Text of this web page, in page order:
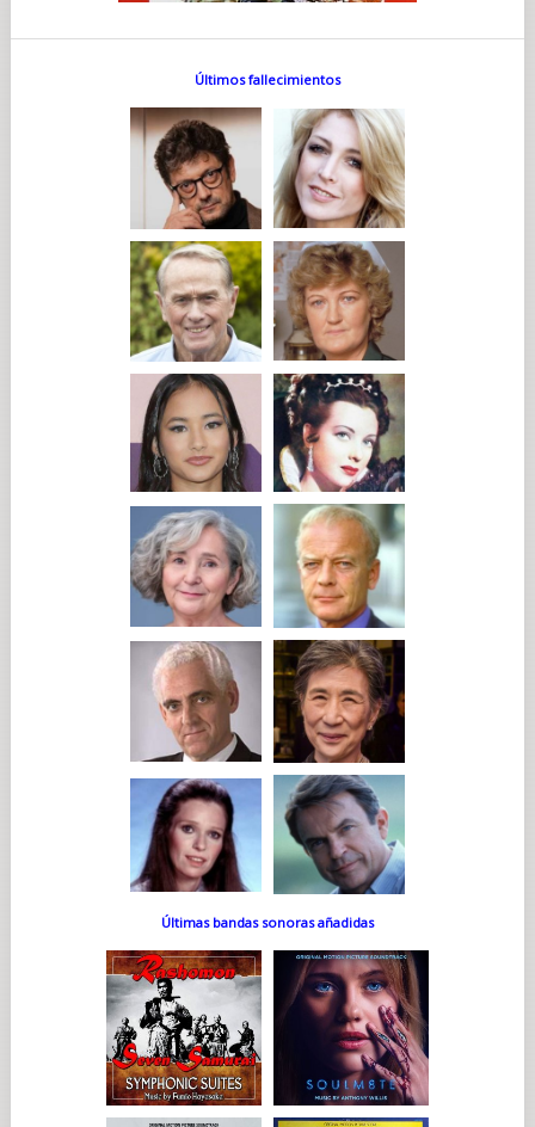
Últimos fallecimientos
Últimas bandas sonoras añadidas